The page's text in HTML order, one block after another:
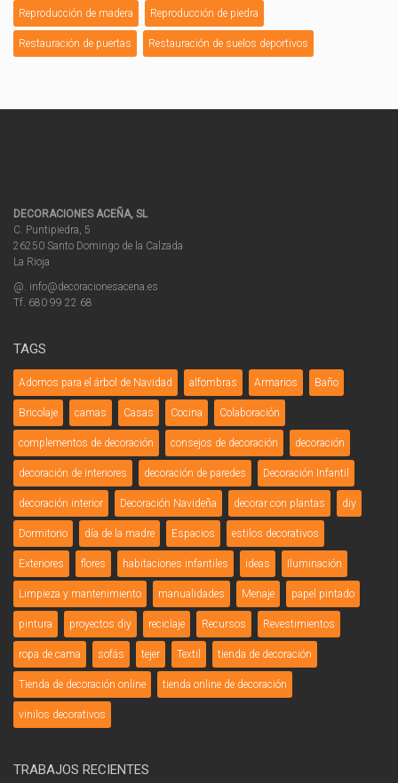
Reproducción de madera Reproducción de piedra
Restauración de puertas Restauración de suelos deportivos
DECORACIONES ACEÑA, SL
C. Puntipiedra, 5
26250 Santo Domingo de la Calzada
La Rioja
@. info@decoracionesacena.es
Tf. 680 99 22 68
TAGS
Adornos para el árbol de Navidad alfombras Armarios Baño
Bricolaje camas Casas Cocina Colaboración
complementos de decoración consejos de decoración decoración
decoración de interiores decoración de paredes Decoración Infantil
decoración interior Decoración Navideña decorar con plantas diy
Dormitorio día de la madre Espacios estilos decorativos
Exteriores flores habitaciones infantiles ideas Iluminación
Limpieza y mantenimiento manualidades Menaje papel pintado
pintura proyectos diy reciclaje Recursos Revestimientos
ropa de cama sofás tejer Textil tienda de decoración
Tienda de decoración online tienda online de decoración
vinilos decorativos
TRABAJOS RECIENTES